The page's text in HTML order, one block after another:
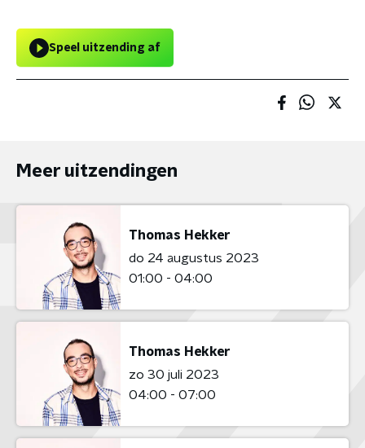
Speel uitzending af
Meer uitzendingen
Thomas Hekker
do 24 augustus 2023
01:00 - 04:00
Thomas Hekker
zo 30 juli 2023
04:00 - 07:00